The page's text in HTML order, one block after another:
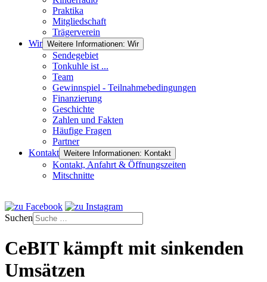
Praktika
Mitgliedschaft
Trägerverein
Wir Weitere Informationen: Wir
Sendegebiet
Tonkuhle ist ...
Team
Gewinnspiel - Teilnahmebedingungen
Finanzierung
Geschichte
Zahlen und Fakten
Häufige Fragen
Partner
Kontakt Weitere Informationen: Kontakt
Kontakt, Anfahrt & Öffnungszeiten
Mitschnitte
Suchen
CeBIT kämpft mit sinkenden
Umsätzen